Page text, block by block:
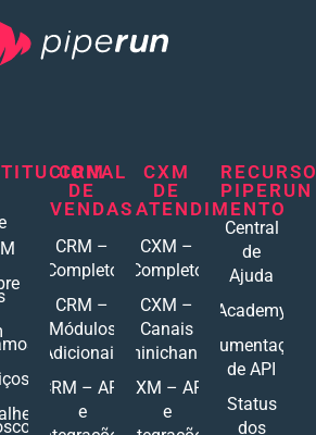
CRM
DE
VENDAS
CRM –
Completo
CRM –
Módulos
Adicionais
CRM – API
e
CXM
DE
ATENDIMENTO
CXM –
Completo
CXM –
Canais
Ominichannel
CXM – API
e
PIPERUN
Central
de
Ajuda
Academy
Documentações
de API
Status
dos